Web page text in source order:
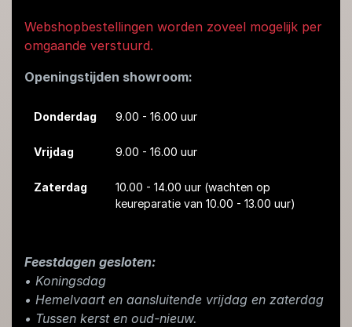
Webshopbestellingen worden zoveel mogelijk per
omgaande verstuurd.
Openingstijden showroom:
Donderdag 9.00 - 16.00 uur
Vrijdag 9.00 - 16.00 uur
Zaterdag 10.00 - 14.00 uur (wachten op
keureparatie van 10.00 - 13.00 uur)
Feestdagen gesloten:
• Koningsdag
​• Hemelvaart en aansluitende vrijdag en zaterdag
• Tussen kerst en oud-nieuw.